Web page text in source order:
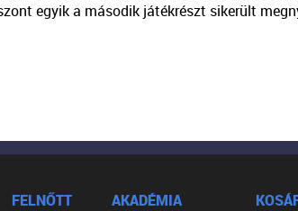
egyik a második játékrészt sikerült
FELNŐTT
AKADÉMIA